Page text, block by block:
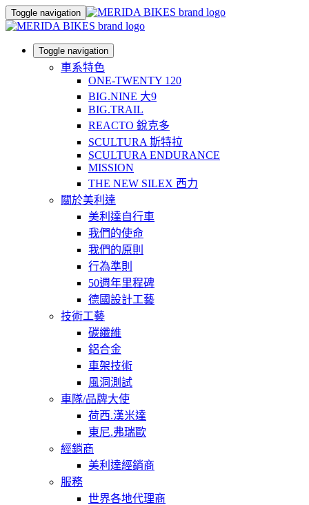
Toggle navigation
Toggle navigation
車系特色
ONE-TWENTY 120
BIG.NINE 大9
BIG.TRAIL
REACTO 銳克多
SCULTURA 斯特拉
SCULTURA ENDURANCE
MISSION
THE NEW SILEX 西力
關於美利達
美利達自行車
我們的使命
我們的原則
行為準則
50週年里程碑
德國設計工藝
技術工藝
碳纖維
鋁合金
車架技術
風洞測試
車隊/品牌大使
荷西.漢米達
東尼.弗瑞歐
經銷商
美利達經銷商
服務
世界各地代理商